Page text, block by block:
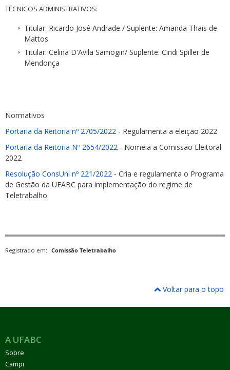
TÉCNICOS ADMINISTRATIVOS:
Titular: Ricardo José Andrade / Suplente: Amanda Thais de
Mattos
Titular: Celina D'Avila Samogin/ Suplente: Cindi Spiller de
Mendonça
Normativos
Portaria da Reitoria nº 2705/2022 - Regulamenta a eleição 2022
Portaria da Reitoria Nº 2654/2022 - Nomeia a Comissão Eleitoral
2022
Resolução ConsUni nº 221/2022 - Cria e regulamenta o Programa
de Gestão da UFABC para implementação do regime de
Teletrabalho
Registrado em: Comissão Teletrabalho
Voltar para o topo
A UFABC
Sobre
Campi